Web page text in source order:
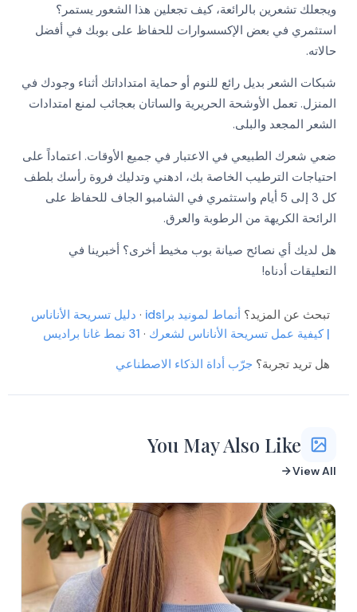
ويجعلك تشعرين بالرائعة، كيف تجعلين هذا الشعور يستمر؟
استثمري في بعض الإكسسوارات للحفاظ على بوبك في أفضل
حالاته.
شبكات الشعر بديل رائع للنوم أو حماية امتداداتك أثناء وجودك في
المنزل. تعمل الأوشحة الحريرية والساتان بعجائب لمنع امتدادات
الشعر المجعد والبلى.
ضعي شعرك الطبيعي في الاعتبار في جميع الأوقات. اعتماداً على
احتياجات الترطيب الخاصة بك، ادهني وتدليك فروة رأسك بلطف
كل 3 إلى 5 أيام واستثمري في الشامبو الجاف للحفاظ على
الرائحة الكريهة من الرطوبة والعرق.
هل لديك أي نصائح صيانة بوب مخيط أخرى؟ أخبرينا في
التعليقات أدناه!
تبحث عن المزيد؟ أنماط لمونيد براids · دليل تسريحة الأناناس
| كيفية عمل تسريحة الأناناس لشعرك · 31 نمط غانا براديس
هل تريد تجربة؟ جرّب أداة الذكاء الاصطناعي
You May Also Like
View All